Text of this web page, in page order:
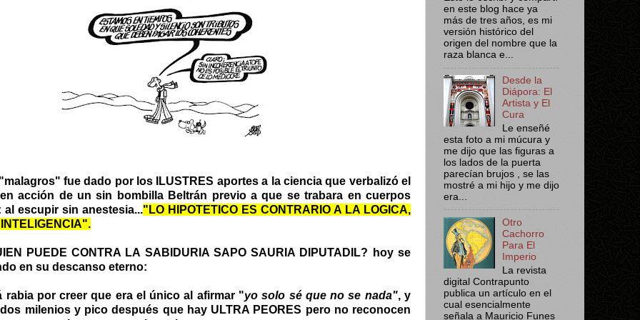
fue dado por los ILUSTRES aportes a la ciencia que verbalizó el
acción de un sin bombilla Beltrán previo a que se trabara en cuerpos
escupir sin anestesia..."LO HIPOTETICO ES CONTRARIO A LA LOGICA,
PUEDE CONTRA LA SABIDURIA SAPO SAURIA DIPUTADIL? hoy se
en su descanso eterno:
rabia por creer que era el único al afirmar "yo solo sé que no se nada", y
milenios y pico después que hay ULTRA PEORES pero no reconocen
en este blog hace ya
más de tres años, es mi
versión histórico del
origen del nombre que la
raza blanca e...
Desde la
Diápora: El
Artista y El
Cura
Le enseñé
esta foto a mi múcura y
me dijo que las figuras a
los lados de la puerta
parecían brujos , se las
mostré a mi hijo y me dijo
era...
Otro
Cachorro
Para El
Imperio
La revista
digital Contrapunto
publica un artículo en el
cual esencialmente
señala a Mauricio Funes